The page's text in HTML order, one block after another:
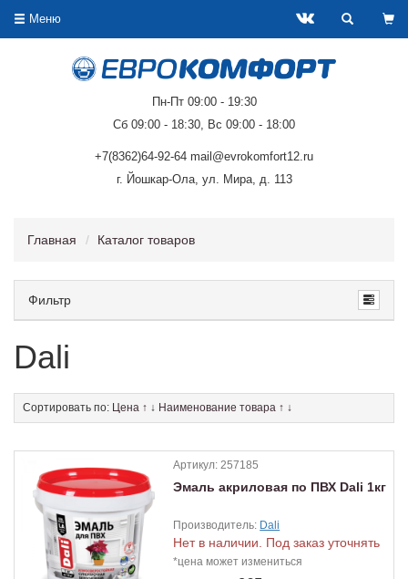
Меню
Пн-Пт 09:00 - 19:30
Сб 09:00 - 18:30, Вс 09:00 - 18:00
+7(8362)64-92-64 mail@evrokomfort12.ru
г. Йошкар-Ола, ул. Мира, д. 113
Главная Каталог товаров
Фильтр
Dali
Сортировать по: Цена ↑ ↓ Наименование товара ↑ ↓
Артикул:257185
Эмаль акриловая по ПВХ Dali 1кг
Производитель: Dali
Нет в наличии. Под заказ уточнять
*цена может измениться